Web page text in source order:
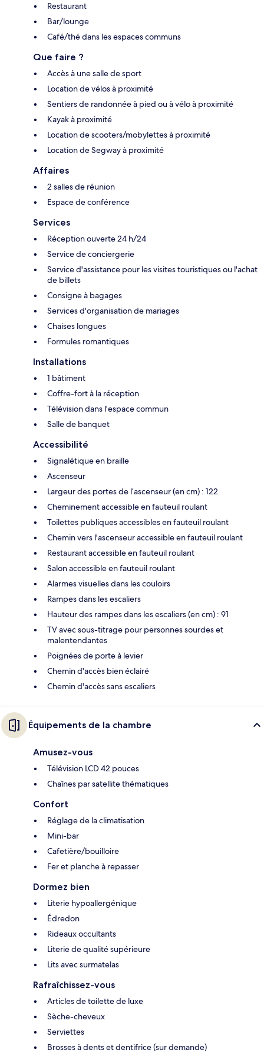
Restaurant
Bar/lounge
Café/thé dans les espaces communs
Que faire ?
Accès à une salle de sport
Location de vélos à proximité
Sentiers de randonnée à pied ou à vélo à proximité
Kayak à proximité
Location de scooters/mobylettes à proximité
Location de Segway à proximité
Affaires
2 salles de réunion
Espace de conférence
Services
Réception ouverte 24 h/24
Service de conciergerie
Service d'assistance pour les visites touristiques ou l'achat
de billets
Consigne à bagages
Services d'organisation de mariages
Chaises longues
Formules romantiques
Installations
1 bâtiment
Coffre-fort à la réception
Télévision dans l'espace commun
Salle de banquet
Accessibilité
Signalétique en braille
Ascenseur
Largeur des portes de l’ascenseur (en cm) : 122
Cheminement accessible en fauteuil roulant
Toilettes publiques accessibles en fauteuil roulant
Chemin vers l'ascenseur accessible en fauteuil roulant
Restaurant accessible en fauteuil roulant
Salon accessible en fauteuil roulant
Alarmes visuelles dans les couloirs
Rampes dans les escaliers
Hauteur des rampes dans les escaliers (en cm) : 91
TV avec sous-titrage pour personnes sourdes et
malentendantes
Poignées de porte à levier
Chemin d'accès bien éclairé
Chemin d'accès sans escaliers
Équipements de la chambre
Amusez-vous
Télévision LCD 42 pouces
Chaînes par satellite thématiques
Confort
Réglage de la climatisation
Mini-bar
Cafetière/bouilloire
Fer et planche à repasser
Dormez bien
Literie hypoallergénique
Édredon
Rideaux occultants
Literie de qualité supérieure
Lits avec surmatelas
Rafraîchissez-vous
Articles de toilette de luxe
Sèche-cheveux
Serviettes
Brosses à dents et dentifrice (sur demande)